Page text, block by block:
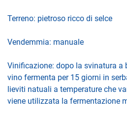
Terreno: pietroso ricco di selce
Vendemmia: manuale
Vinificazione: dopo la svinatura a
vino fermenta per 15 giorni in
lieviti natuali a temperature che
viene utilizzata la fermentazione